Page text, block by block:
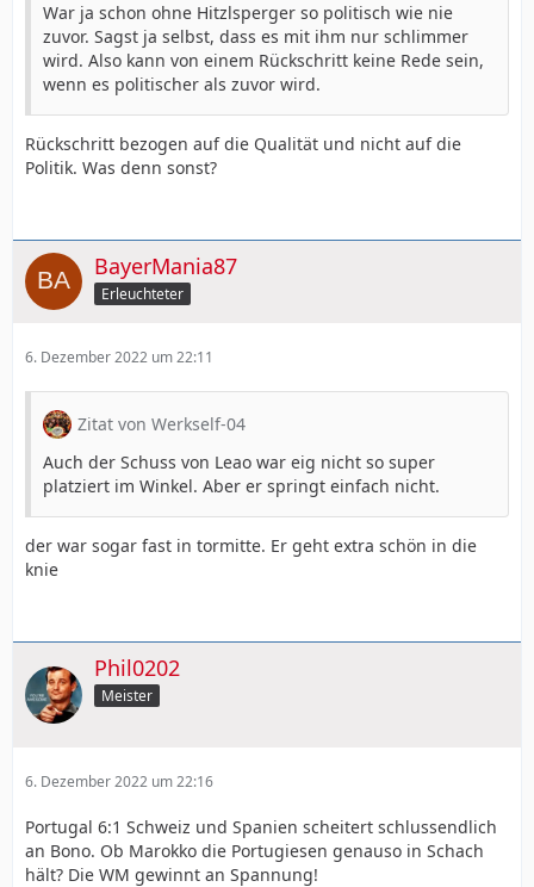
War ja schon ohne Hitzlsperger so politisch wie nie
zuvor. Sagst ja selbst, dass es mit ihm nur schlimmer
wird. Also kann von einem Rückschritt keine Rede sein,
wenn es politischer als zuvor wird.
Rückschritt bezogen auf die Qualität und nicht auf die
Politik. Was denn sonst?
BayerMania87
Erleuchteter
6. Dezember 2022 um 22:11
Zitat von Werkself-04
Auch der Schuss von Leao war eig nicht so super
platziert im Winkel. Aber er springt einfach nicht.
der war sogar fast in tormitte. Er geht extra schön in die
knie
Phil0202
Meister
6. Dezember 2022 um 22:16
Portugal 6:1 Schweiz und Spanien scheitert schlussendlich
an Bono. Ob Marokko die Portugiesen genauso in Schach
hält? Die WM gewinnt an Spannung!